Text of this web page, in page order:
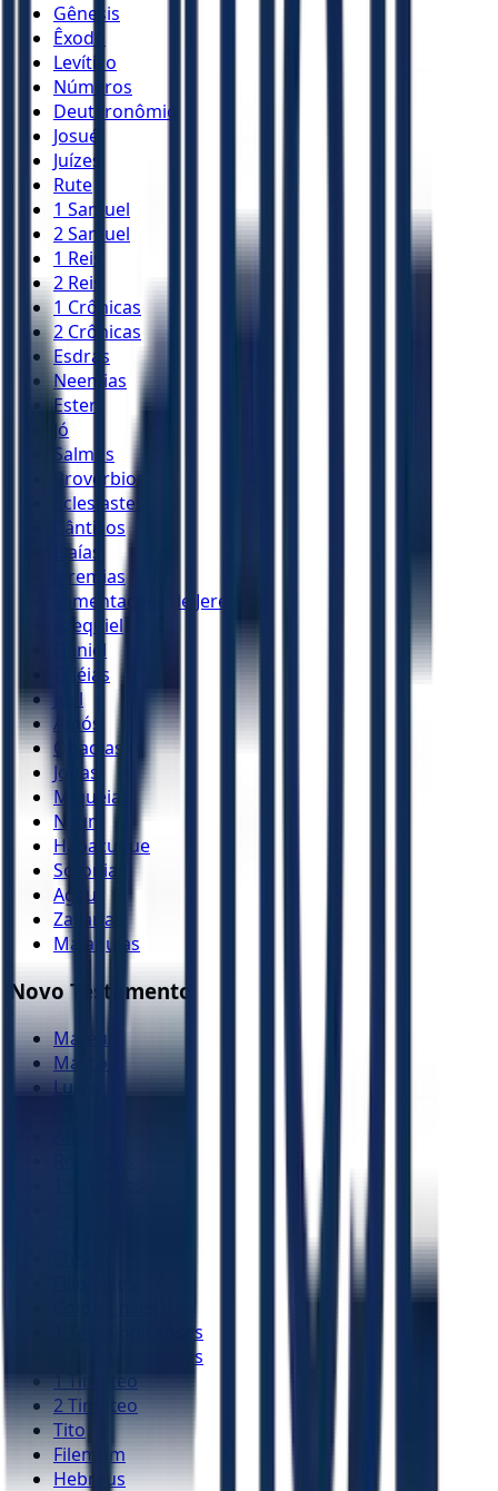
Gênesis
Êxodo
Levítico
Números
Deuteronômio
Josué
Juízes
Rute
1 Samuel
2 Samuel
1 Reis
2 Reis
1 Crônicas
2 Crônicas
Esdras
Neemias
Ester
Jó
Salmos
Provérbios
Eclesiastes
Cânticos
Isaías
Jeremias
Lamentações de Jeremias
Ezequiel
Daniel
Oséias
Joel
Amós
Obadias
Jonas
Miquéias
Naum
Habacuque
Sofonias
Ageu
Zacarias
Malaquias
Novo Testamento
Mateus
Marcos
Lucas
1 Tessalonicenses
2 Tessalonicenses
1 Timóteo
2 Timóteo
Tito
Filemom
Hebreus